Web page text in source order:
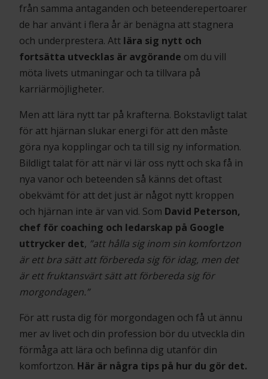
från samma antaganden och beteenderepertoarer
de har använt i flera år är benägna att stagnera
och underprestera. Att lära sig nytt och
fortsätta utvecklas är avgörande om du vill
möta livets utmaningar och ta tillvara på
karriärmöjligheter.
Men att lära nytt tar på krafterna. Bokstavligt talat
för att hjärnan slukar energi för att den måste
göra nya kopplingar och ta till sig ny information.
Bildligt talat för att när vi lär oss nytt och ska få in
nya vanor och beteenden så känns det oftast
obekvämt för att det just är något nytt kroppen
och hjärnan inte är van vid. Som David Peterson,
chef för coaching och ledarskap på Google
uttrycker det, ”att hålla sig inom sin komfortzon
är ett bra sätt att förbereda sig för idag, men det
är ett fruktansvärt sätt att förbereda sig för
morgondagen.”
För att rusta dig för morgondagen och få ut ännu
mer av livet och din profession bör du utveckla din
förmåga att lära och befinna dig utanför din
komfortzon. Här är några tips på hur du gör det.